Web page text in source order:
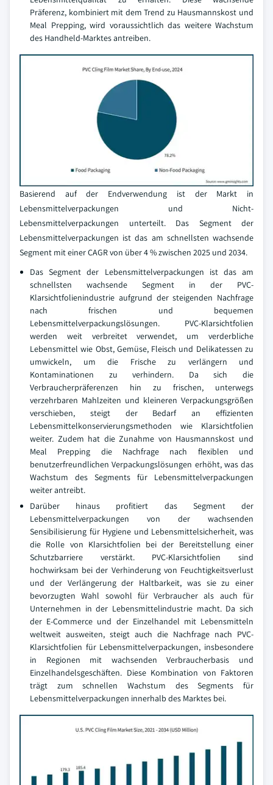
Präferenz, kombiniert mit dem Trend zu Hausmannskost und
Meal Prepping, wird voraussichtlich das weitere Wachstum
des Handheld-Marktes antreiben.
Basierend auf der Endverwendung ist der Markt in
Lebensmittelverpackungen und Nicht-
Lebensmittelverpackungen unterteilt. Das Segment der
Lebensmittelverpackungen ist das am schnellsten wachsende
Segment mit einer CAGR von über 4 % zwischen 2025 und 2034.
Das Segment der Lebensmittelverpackungen ist das am
schnellsten wachsende Segment in der PVC-
Klarsichtfolienindustrie aufgrund der steigenden Nachfrage
nach frischen und bequemen
Lebensmittelverpackungslösungen. PVC-Klarsichtfolien
werden weit verbreitet verwendet, um verderbliche
Lebensmittel wie Obst, Gemüse, Fleisch und Delikatessen zu
umwickeln, um die Frische zu verlängern und
Kontaminationen zu verhindern. Da sich die
Verbraucherpräferenzen hin zu frischen, unterwegs
verzehrbaren Mahlzeiten und kleineren Verpackungsgrößen
verschieben, steigt der Bedarf an effizienten
Lebensmittelkonservierungsmethoden wie Klarsichtfolien
weiter. Zudem hat die Zunahme von Hausmannskost und
Meal Prepping die Nachfrage nach flexiblen und
benutzerfreundlichen Verpackungslösungen erhöht, was das
Wachstum des Segments für Lebensmittelverpackungen
weiter antreibt.
Darüber hinaus profitiert das Segment der
Lebensmittelverpackungen von der wachsenden
Sensibilisierung für Hygiene und Lebensmittelsicherheit, was
die Rolle von Klarsichtfolien bei der Bereitstellung einer
Schutzbarriere verstärkt. PVC-Klarsichtfolien sind
hochwirksam bei der Verhinderung von Feuchtigkeitsverlust
und der Verlängerung der Haltbarkeit, was sie zu einer
bevorzugten Wahl sowohl für Verbraucher als auch für
Unternehmen in der Lebensmittelindustrie macht. Da sich
der E-Commerce und der Einzelhandel mit Lebensmitteln
weltweit ausweiten, steigt auch die Nachfrage nach PVC-
Klarsichtfolien für Lebensmittelverpackungen, insbesondere
in Regionen mit wachsenden Verbraucherbasis und
Einzelhandelsgeschäften. Diese Kombination von Faktoren
trägt zum schnellen Wachstum des Segments für
Lebensmittelverpackungen innerhalb des Marktes bei.